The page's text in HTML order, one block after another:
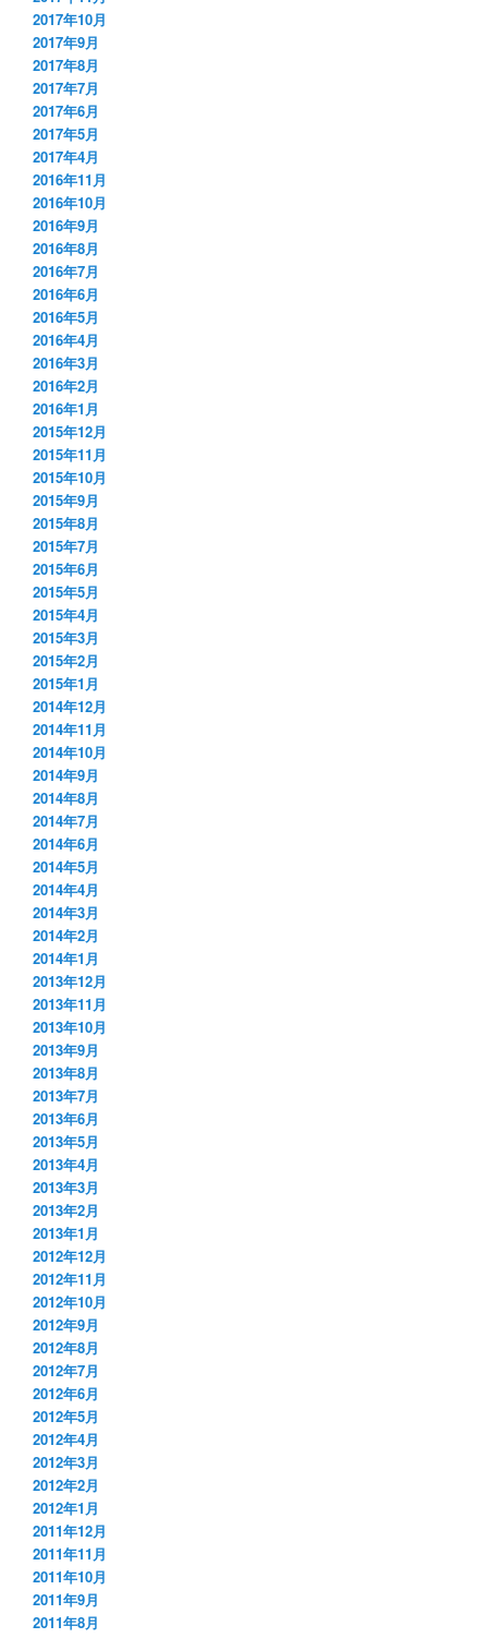
2017年10月
2017年9月
2017年8月
2017年7月
2017年6月
2017年5月
2017年4月
2016年11月
2016年10月
2016年9月
2016年8月
2016年7月
2016年6月
2016年5月
2016年4月
2016年3月
2016年2月
2016年1月
2015年12月
2015年11月
2015年10月
2015年9月
2015年8月
2015年7月
2015年6月
2015年5月
2015年4月
2015年3月
2015年2月
2015年1月
2014年12月
2014年11月
2014年10月
2014年9月
2014年8月
2014年7月
2014年6月
2014年5月
2014年4月
2014年3月
2014年2月
2014年1月
2013年12月
2013年11月
2013年10月
2013年9月
2013年8月
2013年7月
2013年6月
2013年5月
2013年4月
2013年3月
2013年2月
2013年1月
2012年12月
2012年11月
2012年10月
2012年9月
2012年8月
2012年7月
2012年6月
2012年5月
2012年4月
2012年3月
2012年2月
2012年1月
2011年12月
2011年11月
2011年10月
2011年9月
2011年8月